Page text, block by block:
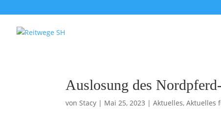
Auslosung des
vonStacy | Mai 25, 2023 |Aktuelles,Aktuelles